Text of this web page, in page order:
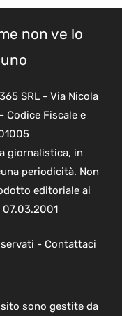
non ve lo
SRL - Via Nicola
Codice Fiscale e
giornalistica, in
periodicità. Non
editoriale ai
- Contattaci
sono gestite da